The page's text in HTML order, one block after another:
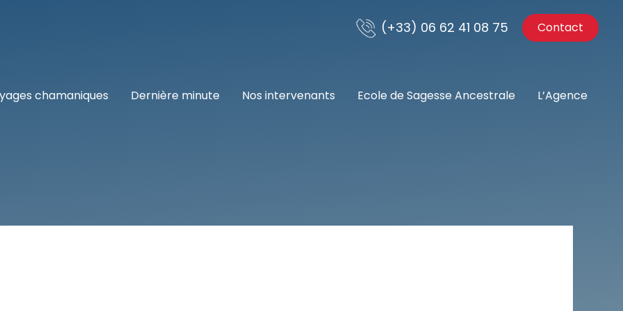
(+33) 06 62 41 08 75 Contact
chamaniques Dernière minute Nos intervenants Ecole de Sagesse Ancestrale L’Agence